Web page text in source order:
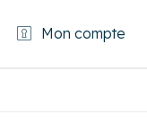
Mon compte